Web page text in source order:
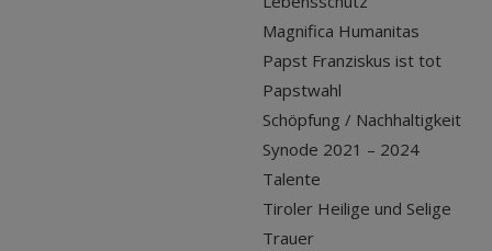
Magnifica Humanitas
Papst Franziskus ist tot
Papstwahl
Schöpfung / Nachhaltigkeit
Synode 2021 – 2024
Talente
Tiroler Heilige und Selige
Trauer